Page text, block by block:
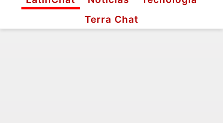
Terra Chat